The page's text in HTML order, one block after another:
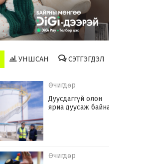
УНШСАН СЭТГЭГДЭЛ
Өчигдөр
Дуусдаггүй олон
яриа дуусаж байна
Өчигдөр